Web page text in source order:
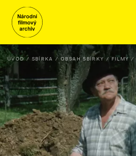
ÚVOD SBÍRKA OBSAH SBÍRKY FILMY